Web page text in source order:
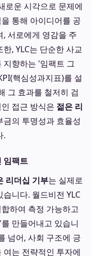
로운 시각으로 문제에
통해 아이디어를 공
서로에게 영감을 주
, YLC는 단순한 사교
지향하는 '임팩트 그
핵심성과지표)를 설
그 효과를 철저히 검
접근 방식은 젊은 리
의 투명성과 효율성
.
임팩트
리더십 기부는 실제로
니다. 월드비전 YLC
하여 측정 가능하고
만들어내고 있습니
넘어, 사회 구조에 긍
는 전략적인 투자에